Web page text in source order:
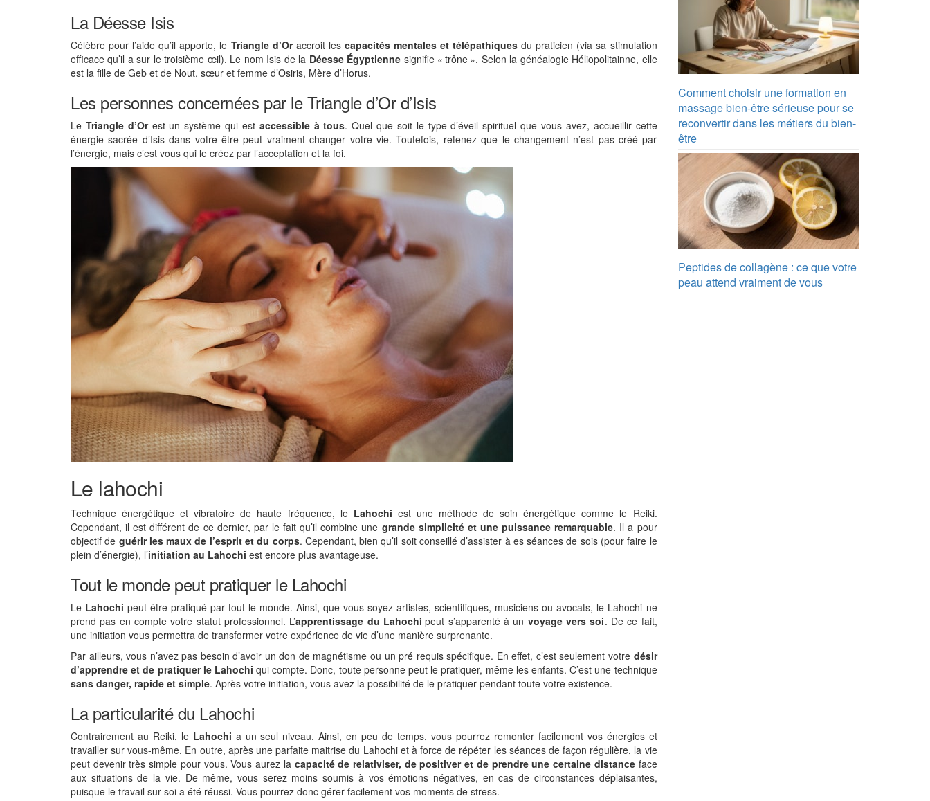
La Déesse Isis
Célèbre pour l’aide qu’il apporte, le Triangle d’Oraccroit lescapacités mentales et télépathiques du praticien (via sa stimulation
efficace qu’il a sur le troisième œil). Le nom Isis de la Déesse Égyptienne signifie « trône ». Selon la généalogie Héliopolitainne, elle
est la fille de Geb et de Nout, sœur et femme d’Osiris, Mère d’Horus.
Les personnes concernées par le Triangle d’Or d’Isis
Le Triangle d’Orest un système qui est accessible à tous. Quel que soit le type d’éveil spirituel que vous avez, accueillir cette
énergie sacrée d’Isis dans votre être peut vraiment changer votre vie. Toutefois, retenez que le changement n’est pas créé par
l’énergie, mais c’est vous qui le créez par l’acceptation et la foi.
Le lahochi
Technique énergétique et vibratoire de haute fréquence, le Lahochi est une méthode de soin énergétique comme le Reiki.
Cependant, il est différent de ce dernier, par le fait qu’il combine une grande simplicité et une puissance remarquable. Il a pour
objectif de guérir les maux de l’esprit et du corps. Cependant, bien qu’il soit conseillé d’assister à es séances de sois (pour faire le
plein d’énergie), l’initiation au Lahochi est encore plus avantageuse.
Tout le monde peut pratiquer le Lahochi
Le Lahochi peut être pratiqué par tout le monde. Ainsi, que vous soyez artistes, scientifiques, musiciens ou avocats, le Lahochi ne
prend pas en compte votre statut professionnel. L’apprentissage du Lahochi peut s’apparenté à un voyage vers soi. De ce fait,
une initiation vous permettra de transformer votre expérience de vie d’une manière surprenante.
Par ailleurs, vous n’avez pas besoin d’avoir un don de magnétisme ou un pré requis spécifique. En effet, c’est seulement votre désir
d’apprendre et de pratiquer le Lahochi qui compte. Donc, toute personne peut le pratiquer, même les enfants. C’est une technique
sans danger, rapide et simple. Après votre initiation, vous avez la possibilité de le pratiquer pendant toute votre existence.
La particularité du Lahochi
Contrairement au Reiki, le Lahochi a un seul niveau. Ainsi, en peu de temps, vous pourrez remonter facilement vos énergies et
travailler sur vous-même. En outre, après une parfaite maitrise du Lahochi et à force de répéter les séances de façon régulière, la vie
peut devenir très simple pour vous. Vous aurez la capacité de relativiser, de positiver et de prendre une certaine distance face
aux situations de la vie. De même, vous serez moins soumis à vos émotions négatives, en cas de circonstances déplaisantes,
puisque le travail sur soi a été réussi. Vous pourrez donc gérer facilement vos moments de stress.
Comment choisir une formation en
massage bien-être sérieuse pour se
reconvertir dans les métiers du bien-
être
Peptides de collagène : ce que votre
peau attend vraiment de vous